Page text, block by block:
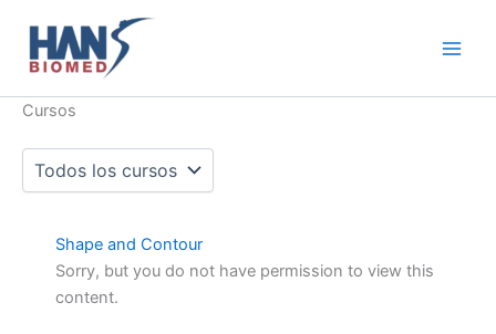
contenido
Cursos
Shape and Contour
Sorry, but you do not have permission to view this
content.